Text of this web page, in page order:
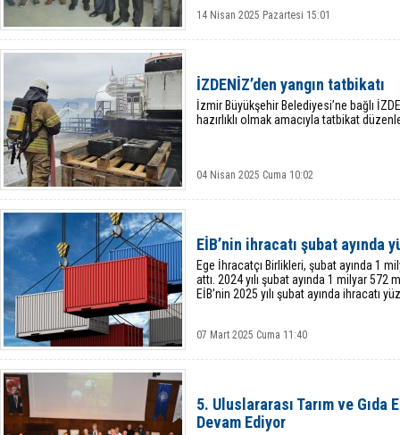
14 Nisan 2025 Pazartesi 15:01
İZDENİZ’den yangın tatbikatı
İzmir Büyükşehir Belediyesi’ne bağlı
hazırlıklı olmak amacıyla tatbikat
04 Nisan 2025 Cuma 10:02
EİB’nin ihracatı şubat ayında
Ege İhracatçı Birlikleri, şubat ayında 1
attı. 2024 yılı şubat ayında 1 milyar
EİB’nin 2025 yılı şubat ayında ihracatı
07 Mart 2025 Cuma 11:40
5. Uluslararası Tarım ve Gıda
Devam Ediyor